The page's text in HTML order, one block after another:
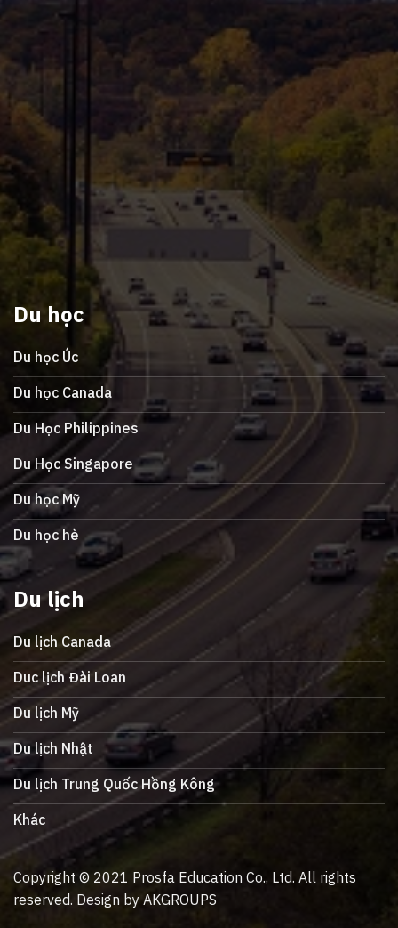
Du học
Du học Úc
Du học Canada
Du Học Philippines
Du Học Singapore
Du học Mỹ
Du học hè
Du lịch
Du lịch Canada
Duc lịch Đài Loan
Du lịch Mỹ
Du lịch Nhật
Du lịch Trung Quốc Hồng Kông
Khác
Copyright © 2021 Prosfa Education Co., Ltd. All rights
reserved. Design by AKGROUPS